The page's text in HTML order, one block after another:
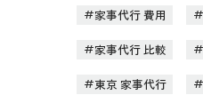
家事代行 費用
家事代行 比較
東京 家事代行